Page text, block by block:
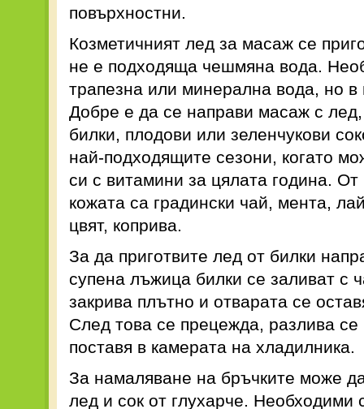
повърхностни.
Козметичният лед за масаж се
не е подходяща чешмяна вода.
трапезна или минерална вода, но в
Добре е да се направи масаж с лед,
билки, плодови или зеленчукови
най-подходящите сезони, когато
си с витамини за цялата година.
кожата са градински чай, мента,
цвят, коприва.
За да приготвите лед от билки
супена лъжица билки се заливат с
закрива плътно и отварата се
След това се прецежда, разлива
поставя в камерата на хладилника.
За намаляване на бръчките може
лед и сок от глухарче. Необходими